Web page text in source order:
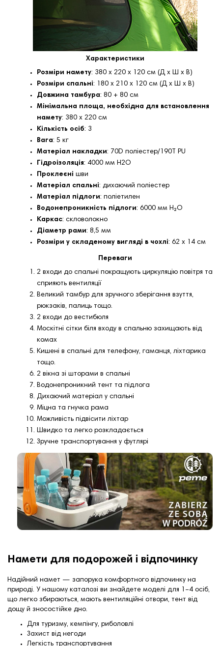
Характеристики
Розміри намету: 380 x 220 x 120 см (Д x Ш x В)
Розміри спальні: 180 x 210 x 120 см (Д x Ш x В)
Довжина тамбура: 80 + 80 см
Мінімальна площа, необхідна для встановлення
намету: 380 x 220 см
Кількість осіб: 3
Вага: 5 кг
Матеріал накладки: 70D поліестер/190T PU
Гідроізоляція: 4000 мм H2O
Проклеєні шви
Матеріал спальні: дихаючий поліестер
Матеріал підлоги: поліетилен
Водонепроникність підлоги: 6000 мм H₂O
Каркас: скловолокно
Діаметр рами: 8,5 мм
Розміри у складеному вигляді в чохлі: 62 x 14 см
Переваги
2 входи до спальні покращують циркуляцію повітря та
сприяють вентиляції
Великий тамбур для зручного зберігання взуття,
рюкзаків, палиць тощо.
2 входи до вестибюля
Москітні сітки біля входу в спальню захищають від
комах
Кишені в спальні для телефону, гаманця, ліхтарика
тощо.
2 вікна зі шторами в спальні
Водонепроникний тент та підлога
Дихаючий матеріал у спальні
Міцна та гнучка рама
Можливість підвісити ліхтар
Швидко та легко розкладається
Зручне транспортування у футлярі
Намети для подорожей і відпочинку
Надійний намет — запорука комфортного відпочинку на
природі. У нашому каталозі ви знайдете моделі для 1–4 осіб,
що легко збираються, мають вентиляційні отвори, тент від
дощу й зносостійке дно.
Для туризму, кемпінгу, риболовлі
Захист від негоди
Легкість транспортування